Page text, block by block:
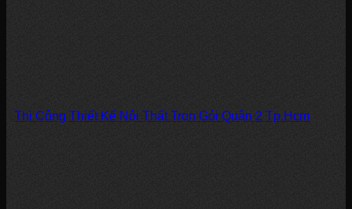
Thi Công Thiết Kế Nội Thất Trọn Gói Quận 2 Tp.Hcm